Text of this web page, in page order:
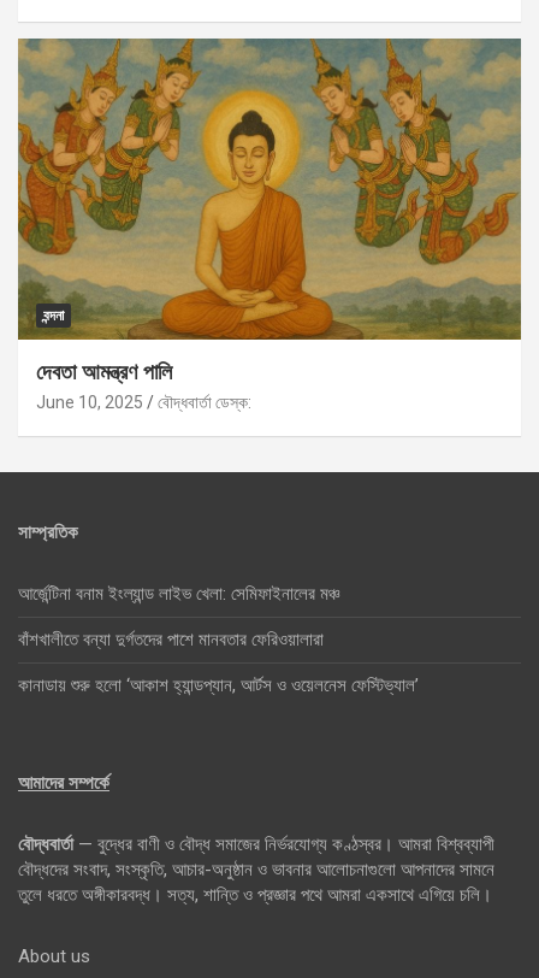
বন্দনা
দেবতা আমন্ত্রণ পালি
June 10, 2025 বৌদ্ধবার্তা ডেস্ক:
সাম্প্রতিক
আর্জেন্টিনা বনাম ইংল্যান্ড লাইভ খেলা: সেমিফাইনালের মঞ্চ
বাঁশখালীতে বন্যা দুর্গতদের পাশে মানবতার ফেরিওয়ালারা
কানাডায় শুরু হলো ‘আকাশ হ্যান্ডপ্যান, আর্টস ও ওয়েলনেস ফেস্টিভ্যাল’
আমাদের সম্পর্কে
বৌদ্ধবার্তা— বুদ্ধের বাণী ও বৌদ্ধ সমাজের নির্ভরযোগ্য কণ্ঠস্বর। আমরা বিশ্বব্যাপী
বৌদ্ধদের সংবাদ, সংস্কৃতি, আচার-অনুষ্ঠান ও ভাবনার আলোচনাগুলো আপনাদের সামনে
তুলে ধরতে অঙ্গীকারবদ্ধ। সত্য, শান্তি ও প্রজ্ঞার পথে আমরা একসাথে এগিয়ে চলি।
About us